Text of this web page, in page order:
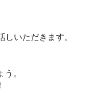
いただきます。
。